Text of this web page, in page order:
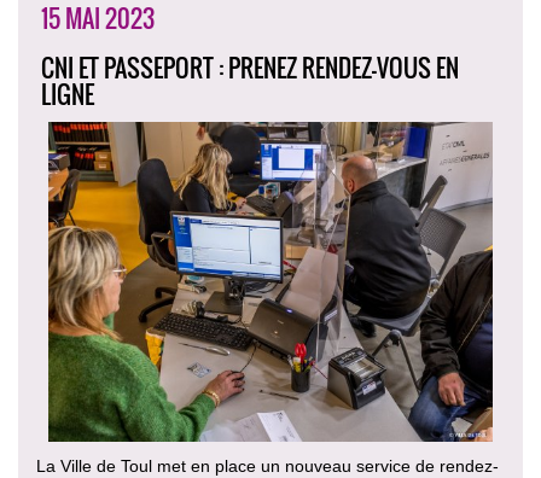
15 MAI 2023
CNI ET PASSEPORT : PRENEZ RENDEZ-VOUS EN
LIGNE
La Ville de Toul met en place un nouveau service de rendez-